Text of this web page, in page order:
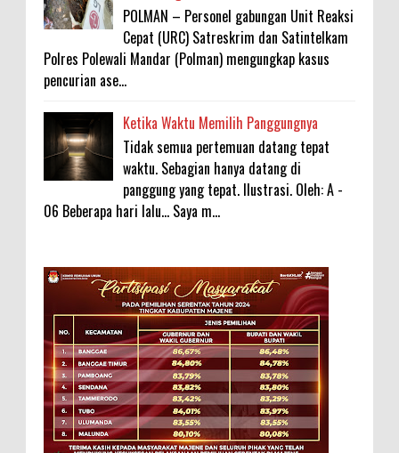
POLMAN – Personel gabungan Unit Reaksi
Cepat (URC) Satreskrim dan Satintelkam
Polres Polewali Mandar (Polman) mengungkap kasus
pencurian ase...
Ketika Waktu Memilih Panggungnya
Tidak semua pertemuan datang tepat
waktu. Sebagian hanya datang di
panggung yang tepat. Ilustrasi. Oleh: A -
06 Beberapa hari lalu... Saya m...